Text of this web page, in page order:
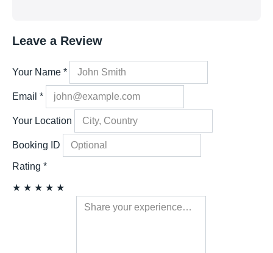
Leave a Review
Your Name *
Email *
Your Location
Booking ID
Rating *
★ ★ ★ ★ ★